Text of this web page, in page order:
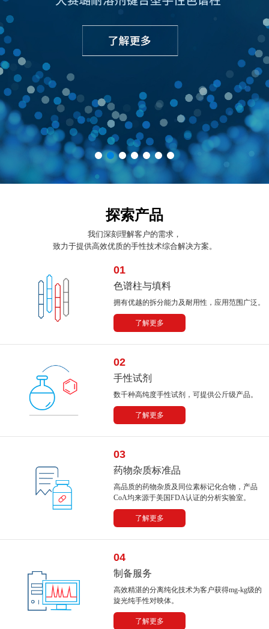
探索产品
我们深刻理解客户的需求，
致力于提供高效优质的手性技术综合解决方案。
01
色谱柱与填料
拥有优越的拆分能力及耐用性，应用范围广泛。
了解更多
02
手性试剂
数千种高纯度手性试剂，可提供公斤级产品。
了解更多
03
药物杂质标准品
高品质的药物杂质及同位素标记化合物，产品
CoA均来源于美国FDA认证的分析实验室。
了解更多
04
制备服务
高效精湛的分离纯化技术为客户获得mg-kg级的
旋光纯手性对映体。
了解更多